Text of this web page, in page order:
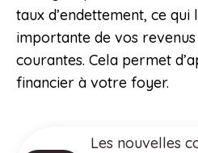
taux d’endettement, ce
importante de vos
courantes. Cela permet
financier à votre foyer.
Les nouvelles